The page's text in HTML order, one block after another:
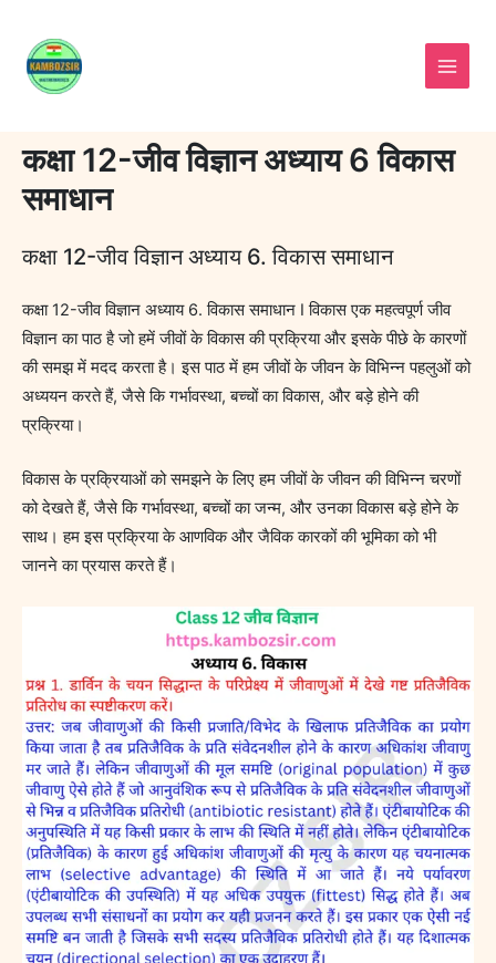
content
कक्षा 12-जीव विज्ञान अध्याय 6 विकास
समाधान
कक्षा 12-जीव विज्ञान अध्याय 6. विकास समाधान
कक्षा 12-जीव विज्ञान अध्याय 6. विकास समाधान I विकास एक महत्वपूर्ण जीव
विज्ञान का पाठ है जो हमें जीवों के विकास की प्रक्रिया और इसके पीछे के कारणों
की समझ में मदद करता है। इस पाठ में हम जीवों के जीवन के विभिन्न पहलुओं को
अध्ययन करते हैं, जैसे कि गर्भावस्था, बच्चों का विकास, और बड़े होने की
प्रक्रिया।
विकास के प्रक्रियाओं को समझने के लिए हम जीवों के जीवन की विभिन्न चरणों
को देखते हैं, जैसे कि गर्भावस्था, बच्चों का जन्म, और उनका विकास बड़े होने के
साथ। हम इस प्रक्रिया के आणविक और जैविक कारकों की भूमिका को भी
जानने का प्रयास करते हैं।